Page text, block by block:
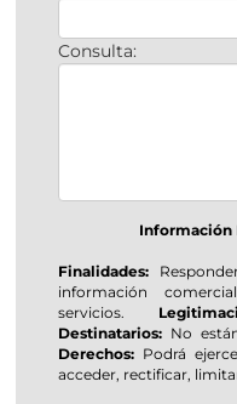
Consulta:
Información
Finalidades:
información
servicios.
Destinatarios: No
Derechos: Podrá
acceder, rectificar,